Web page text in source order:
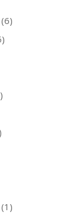
(6)
(1)